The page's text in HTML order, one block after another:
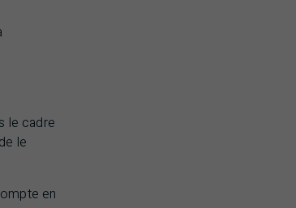
le cadre
le
en